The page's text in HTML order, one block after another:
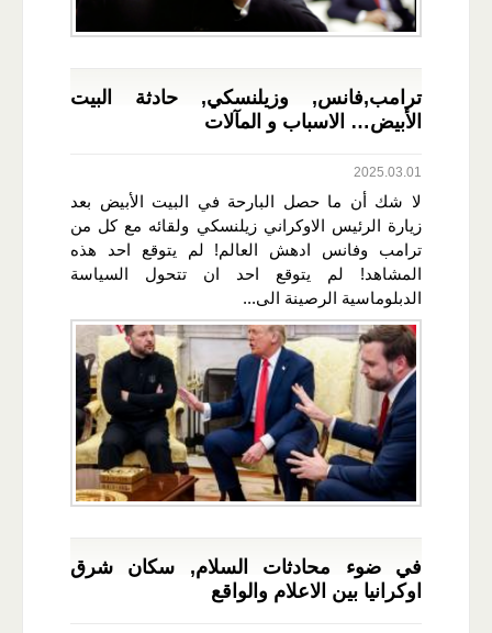
ترامب,فانس, وزيلنسكي, حادثة البيت
الأبيض… الاسباب و المآلات
2025.03.01
لا شك أن ما حصل البارحة في البيت الأبيض بعد
زيارة الرئيس الاوكراني زيلنسكي ولقائه مع كل من
ترامب وفانس ادهش العالم! لم يتوقع احد هذه
المشاهد! لم يتوقع احد ان تتحول السياسة
الدبلوماسية الرصينة الى...
في ضوء محادثات السلام, سكان شرق
اوكرانيا بين الاعلام والواقع